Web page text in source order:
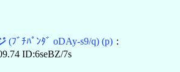
(ﾌﾞﾁﾊﾟﾝﾀﾞ oDAy-s9/q) (p) ：
ID:6seBZ/7s